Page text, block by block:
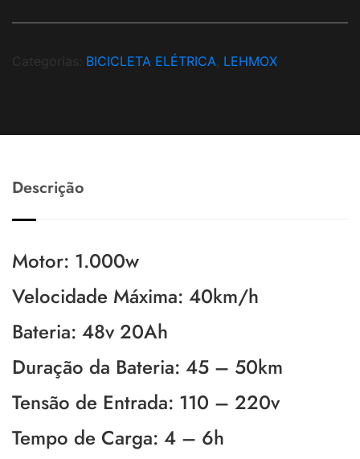
Categorias: BICICLETA ELÉTRICA LEHMOX
Descrição
Motor: 1.000w
Velocidade Máxima: 40km/h
Bateria: 48v 20Ah
Duração da Bateria: 45 – 50km
Tensão de Entrada: 110 – 220v
Tempo de Carga: 4 – 6h